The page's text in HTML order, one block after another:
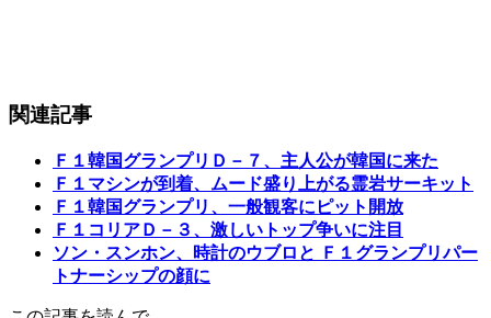
関連記事
Ｆ１韓国グランプリＤ－７、主人公が韓国に来た
Ｆ１マシンが到着、ムード盛り上がる霊岩サーキット
Ｆ１韓国グランプリ、一般観客にピット開放
Ｆ１コリアＤ－３、激しいトップ争いに注目
ソン・スンホン、時計のウブロと Ｆ１グランプリパー
トナーシップの顔に